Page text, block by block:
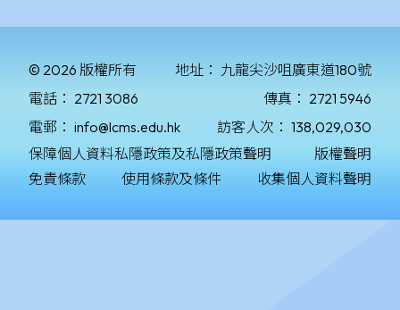
© 2026 版權所有 地址： 九龍尖沙咀廣東道180號
電話： 2721 3086 傳真： 2721 5946
電郵： info@lcms.edu.hk 訪客人次： 138,029,030
保障個人資料私隱政策及私隱政策聲明
版權聲明
免責條款
使用條款及條件 收集個人資料聲明